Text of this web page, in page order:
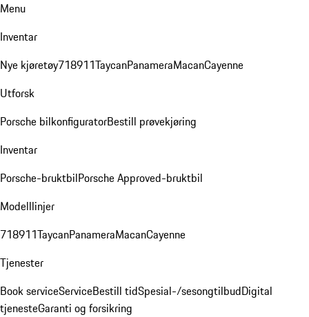
Menu
Inventar
Nye kjøretøy718911TaycanPanameraMacanCayenne
Utforsk
Porsche bilkonfiguratorBestill prøvekjøring
Inventar
Porsche-bruktbilPorsche Approved-bruktbil
Modelllinjer
718911TaycanPanameraMacanCayenne
Tjenester
Book serviceServiceBestill tidSpesial-/sesongtilbudDigital
tjenesteGaranti og forsikring